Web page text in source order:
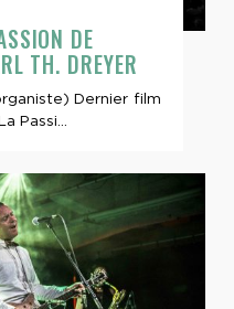
DE
TH. DREYER
Dernier film
Passi...